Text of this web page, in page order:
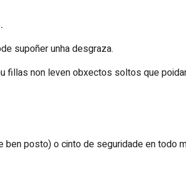
supoñer unha desgraza.
fillas non leven obxectos soltos que
posto) o cinto de seguridade en todo